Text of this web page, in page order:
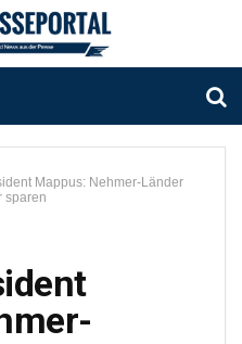
Mappus: Nehmer-Länder
sparen